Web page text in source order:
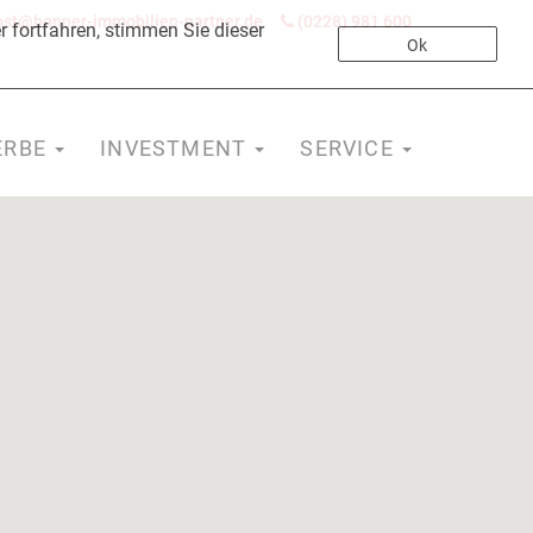
(0228) 981 600
immobilien-partner.de
INVESTMENT SERVICE
fortfahren, stimmen Sie dieser
Ok